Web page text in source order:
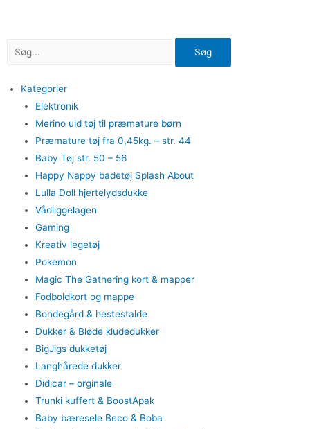
Søg
Kategorier
Elektronik
Merino uld tøj til præmature børn
Præmature tøj fra 0,45kg. – str. 44
Baby Tøj str. 50 – 56
Happy Nappy badetøj Splash About
Lulla Doll hjertelydsdukke
Vådliggelagen
Gaming
Kreativ legetøj
Pokemon
Magic The Gathering kort & mapper
Fodboldkort og mappe
Bondegård & hestestalde
Dukker & Bløde kludedukker
BigJigs dukketøj
Langhårede dukker
Didicar – orginale
Trunki kuffert & BoostApak
Baby bæresele Beco & Boba